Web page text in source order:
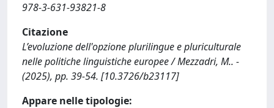
978-3-631-93821-8
Citazione
L’evoluzione dell'opzione plurilingue e pluriculturale
nelle politiche linguistiche europee / Mezzadri, M.. -
(2025), pp. 39-54. [10.3726/b23117]
Appare nelle tipologie: